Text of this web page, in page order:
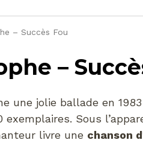
– Succès Fou
–
une jolie ballade en
exemplaires. Sous
livre une chanson